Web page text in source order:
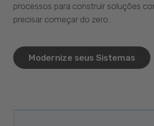
processos para construir soluções
precisar começar do zero.
Modernize seus Sistemas